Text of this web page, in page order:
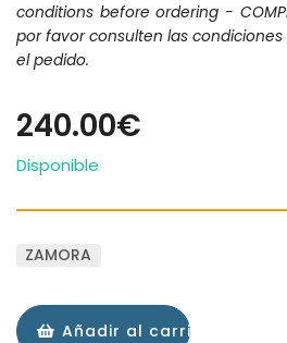
conditions before ordering -
por favor consulten las
el pedido.
240.00€
Disponible
ZAMORA
Añadir al carrito